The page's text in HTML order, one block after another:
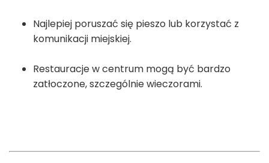
Najlepiej poruszać się pieszo lub korzystać z
komunikacji miejskiej.
Restauracje w centrum mogą być bardzo
zatłoczone, szczególnie wieczorami.